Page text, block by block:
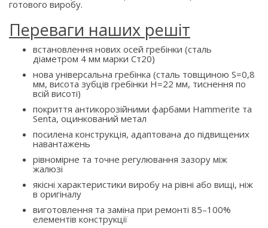
готового виробу.
Переваги наших решіт
встановлення нових осей гребінки (сталь
діаметром 4 мм марки Ст20)
нова універсальна гребінка (сталь товщиною S=0,8
мм, висота зубців гребінки H=22 мм, тиснення по
всій висоті)
покриття антикорозійними фарбами Hammerite та
Senta, оцинкований метал
посилена конструкція, адаптована до підвищених
навантажень
рівномірне та точне регулювання зазору між
жалюзі
якісні характеристики виробу на рівні або вищі, ніж
в оригіналу
виготовлення та заміна при ремонті 85–100%
елементів конструкції